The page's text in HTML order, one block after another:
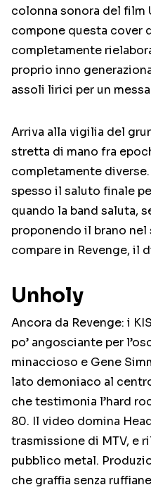
colonna sonora del film
compone questa cover
completamente
proprio inno
assoli lirici per un
Arriva alla vigilia del
stretta di mano fra
completamente
spesso il saluto finale
quando la band saluta,
proponendo il brano
compare in Revenge, il
Unholy
Ancora da Revenge: i
po’ angosciante per
minaccioso e Gene
lato demoniaco al
che testimonia l’hard
80. Il video domina
trasmissione di MTV, e
pubblico metal.
che graffia senza